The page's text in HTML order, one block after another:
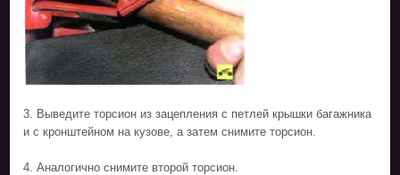
3. Выведите торсион из зацепления с петлей крышки багажника
и с кронштейном на кузове, а затем снимите торсион.
4. Аналогично снимите второй торсион.